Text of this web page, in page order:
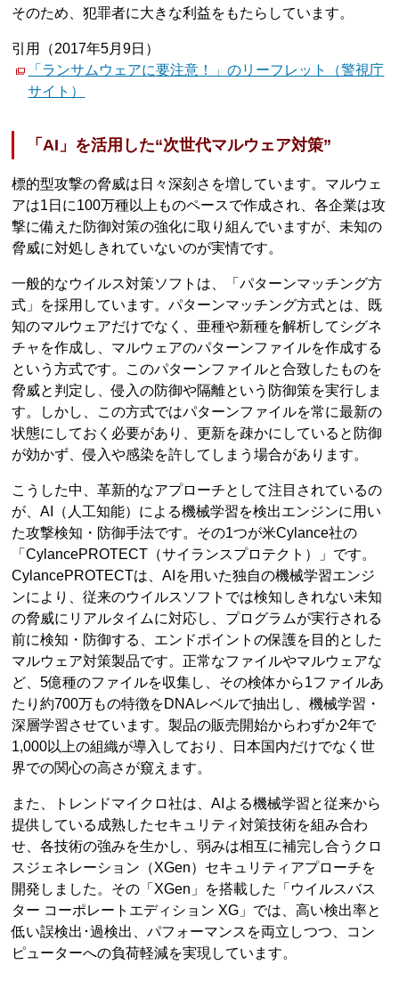
そのため、犯罪者に大きな利益をもたらしています。
引用（2017年5月9日）
「ランサムウェアに要注意！」のリーフレット（警視庁
サイト）
「AI」を活用した“次世代マルウェア対策”
標的型攻撃の脅威は日々深刻さを増しています。マルウェ
アは1日に100万種以上ものペースで作成され、各企業は攻
撃に備えた防御対策の強化に取り組んでいますが、未知の
脅威に対処しきれていないのが実情です。
一般的なウイルス対策ソフトは、「パターンマッチング方
式」を採用しています。パターンマッチング方式とは、既
知のマルウェアだけでなく、亜種や新種を解析してシグネ
チャを作成し、マルウェアのパターンファイルを作成する
という方式です。このパターンファイルと合致したものを
脅威と判定し、侵入の防御や隔離という防御策を実行しま
す。しかし、この方式ではパターンファイルを常に最新の
状態にしておく必要があり、更新を疎かにしていると防御
が効かず、侵入や感染を許してしまう場合があります。
こうした中、革新的なアプローチとして注目されているの
が、AI（人工知能）による機械学習を検出エンジンに用い
た攻撃検知・防御手法です。その1つが米Cylance社の
「CylancePROTECT（サイランスプロテクト）」です。
CylancePROTECTは、AIを用いた独自の機械学習エンジ
ンにより、従来のウイルスソフトでは検知しきれない未知
の脅威にリアルタイムに対応し、プログラムが実行される
前に検知・防御する、エンドポイントの保護を目的とした
マルウェア対策製品です。正常なファイルやマルウェアな
ど、5億種のファイルを収集し、その検体から1ファイルあ
たり約700万もの特徴をDNAレベルで抽出し、機械学習・
深層学習させています。製品の販売開始からわずか2年で
1,000以上の組織が導入しており、日本国内だけでなく世
界での関心の高さが窺えます。
また、トレンドマイクロ社は、AIよる機械学習と従来から
提供している成熟したセキュリティ対策技術を組み合わ
せ、各技術の強みを生かし、弱みは相互に補完し合うクロ
スジェネレーション（XGen）セキュリティアプローチを
開発しました。その「XGen」を搭載した「ウイルスバス
ター コーポレートエディション XG」では、高い検出率と
低い誤検出･過検出、パフォーマンスを両立しつつ、コン
ピューターへの負荷軽減を実現しています。